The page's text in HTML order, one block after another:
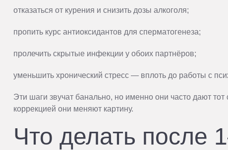
отказаться от курения и снизить дозы алкоголя;
пропить курс антиоксидантов для сперматогенеза;
пролечить скрытые инфекции у обоих партнёров;
уменьшить хронический стресс — вплоть до работы с
Эти шаги звучат банально, но именно они часто дают
коррекцией они меняют картину.
Что делать после